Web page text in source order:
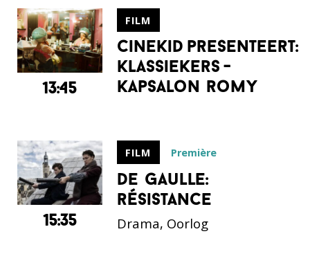
cinekid presenteert:
klassiekers -
kapsalon romy
FILM
13:45
de gaulle:
résistance
FILM Première
Drama, Oorlog
15:35